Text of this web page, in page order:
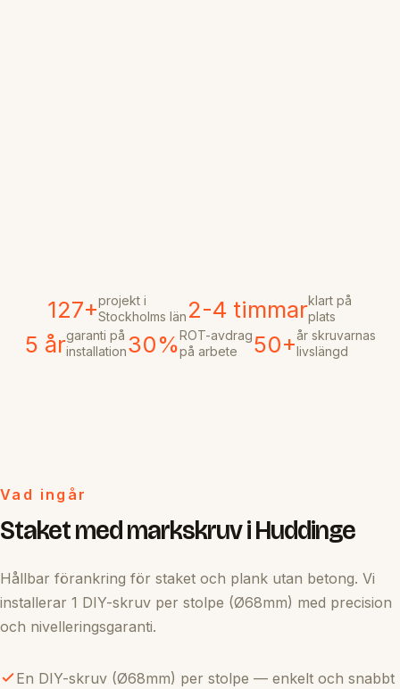
127+projekt i
Stockholms län 2-4 timmarklart på
plats
5 årgaranti på
installation30%ROT-avdrag
på arbete
50+år skruvarnas
livslängd
Vad ingår
Staket med markskruv i Huddinge
Hållbar förankring för staket och plank utan betong. Vi
installerar 1 DIY-skruv per stolpe (Ø68mm) med precision
och nivelleringsgaranti.
En DIY-skruv (Ø68mm) per stolpe — enkelt och snabbt